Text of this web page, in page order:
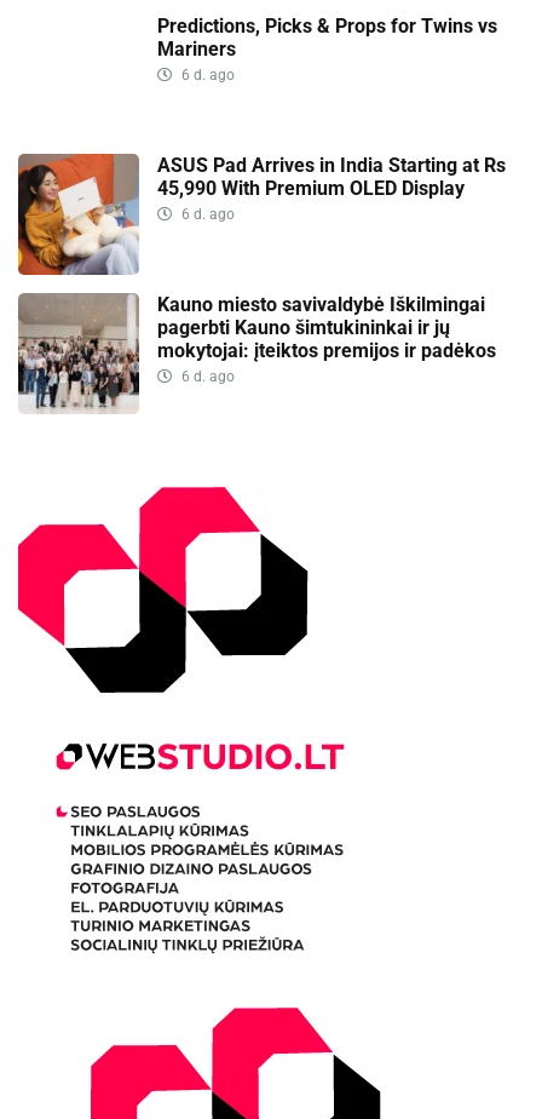
Predictions, Picks & Props for Twins vs
Mariners
6 d. ago
ASUS Pad Arrives in India Starting at Rs
45,990 With Premium OLED Display
6 d. ago
Kauno miesto savivaldybė Iškilmingai
pagerbti Kauno šimtukininkai ir jų
mokytojai: įteiktos premijos ir padėkos
6 d. ago